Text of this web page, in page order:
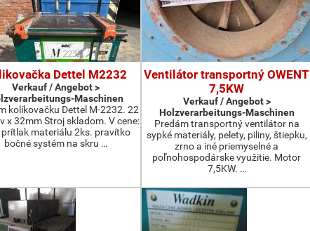
Dettel M2232
Verkauf / Angebot >
Maschinen
kolíkovačku Dettel M-2232. 22
x 32mm Stroj skladom. V cene:
materiálu 2ks. pravítko
bočné systém na skru …
Ventilátor transportný OWENT
7,5KW
Verkauf / Angebot >
Holzverarbeitungs-Maschinen
Predám transportný ventilátor na
sypké materiály, pelety, piliny, štiepku,
zrno a iné priemyselné a
poľnohospodárske využitie. Motor
7,5KW. …